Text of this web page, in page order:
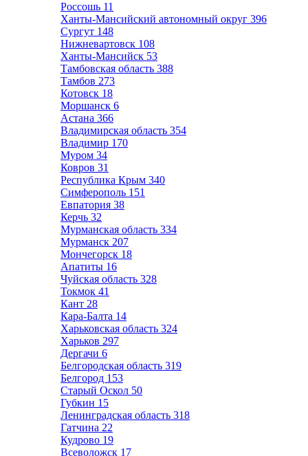
Россошь 11
Ханты-Мансийский автономный округ 396
Сургут 148
Нижневартовск 108
Ханты-Мансийск 53
Тамбовская область 388
Тамбов 273
Котовск 18
Моршанск 6
Астана 366
Владимирская область 354
Владимир 170
Муром 34
Ковров 31
Республика Крым 340
Симферополь 151
Евпатория 38
Керчь 32
Мурманская область 334
Мурманск 207
Мончегорск 18
Апатиты 16
Чуйская область 328
Токмок 41
Кант 28
Кара-Балта 14
Харьковская область 324
Харьков 297
Дергачи 6
Белгородская область 319
Белгород 153
Старый Оскол 50
Губкин 15
Ленинградская область 318
Гатчина 22
Кудрово 19
Всеволожск 17